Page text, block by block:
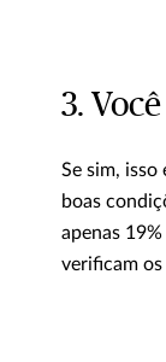
3.
Se sim, isso
boas
apenas
verificam os